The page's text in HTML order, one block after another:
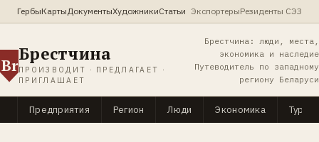
ГербыКартыДокументыХудожникиСтатьи ЭкспортерыРезиденты СЭЗ
Br
Брестчина
ПРОИЗВОДИТ · ПРЕДЛАГАЕТ ·
ПРИГЛАШАЕТ
Брестчина: люди, места,
экономика и наследие
Путеводитель по западному
региону Беларуси
Предприятия Регион Люди Экономика